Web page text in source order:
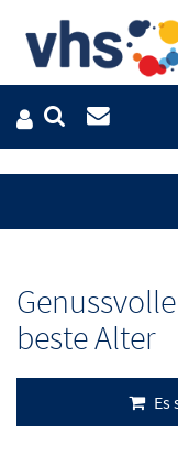
beste Alter
Es